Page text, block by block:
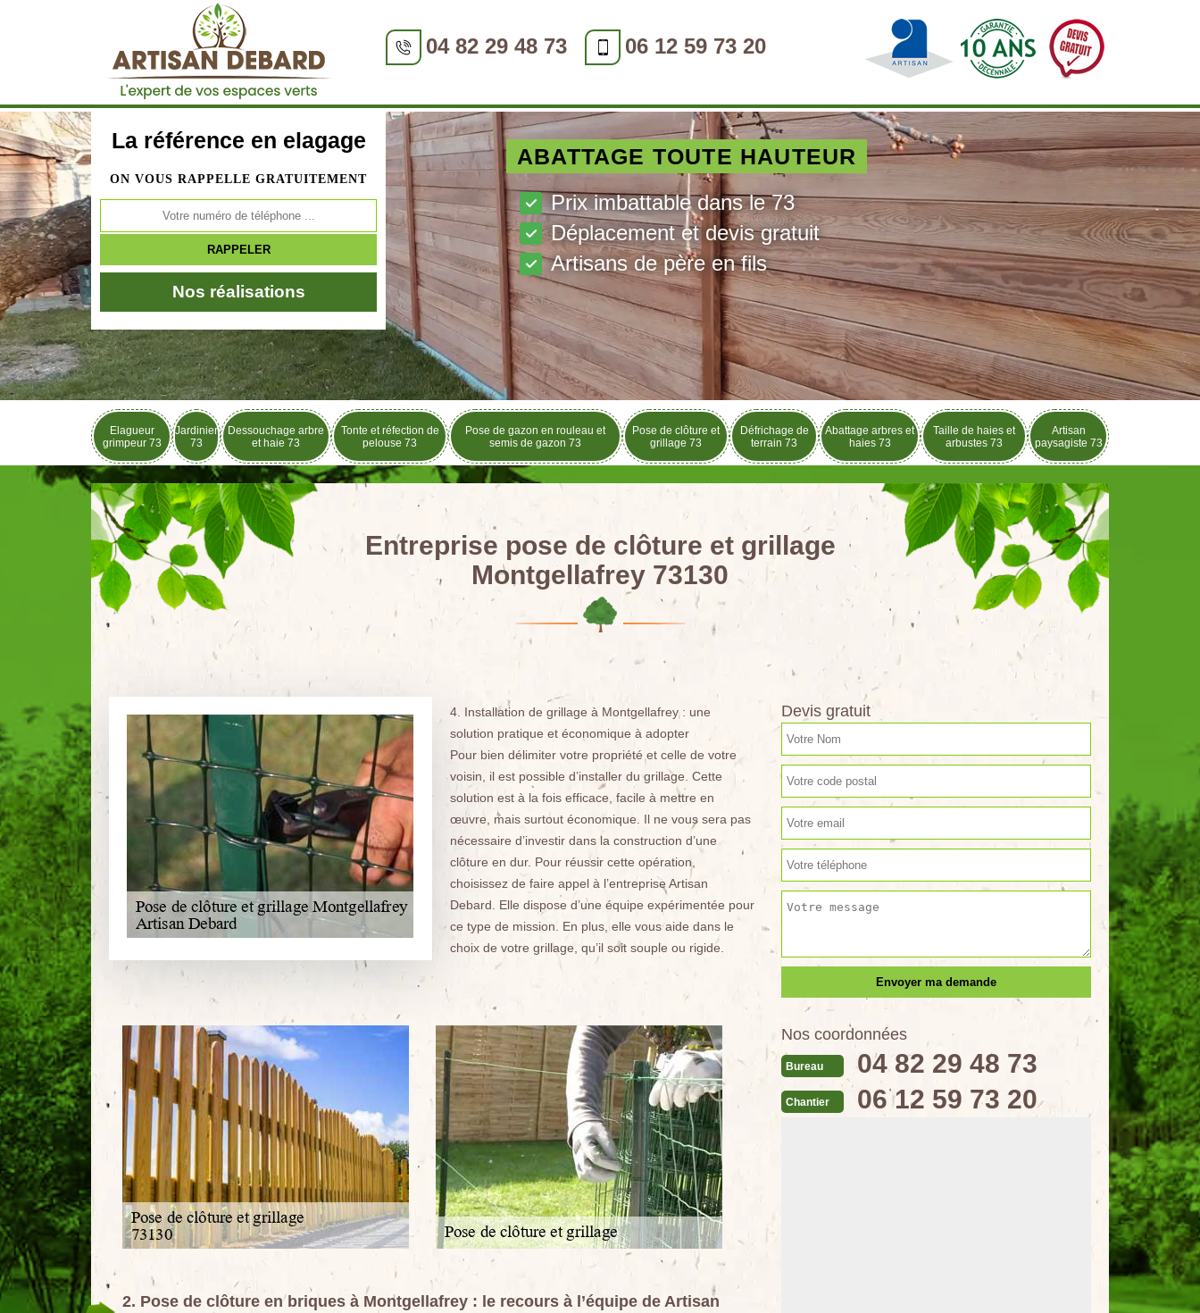
04 82 29 48 73 06 12 59 73 20
La référence en elagage
ON VOUS RAPPELLE GRATUITEMENT
Nos réalisations
ABATTAGE TOUTE HAUTEUR
Prix imbattable dans le 73
Déplacement et devis gratuit
Artisans de père en fils
Elagueur
grimpeur 73
Jardinier
73
Dessouchage arbre
et haie 73
Tonte et réfection de
pelouse 73
Pose de gazon en rouleau et
semis de gazon 73
Pose de clôture et
grillage 73
Défrichage de
terrain 73
Abattage arbres et
haies 73
Taille de haies et
arbustes 73
Artisan
paysagiste 73
Entreprise pose de clôture et grillage
Montgellafrey 73130
4. Installation de grillage à Montgellafrey : une
solution pratique et économique à adopter
Pour bien délimiter votre propriété et celle de votre
voisin, il est possible d’installer du grillage. Cette
solution est à la fois efficace, facile à mettre en
œuvre, mais surtout économique. Il ne vous sera pas
nécessaire d’investir dans la construction d’une
clôture en dur. Pour réussir cette opération,
choisissez de faire appel à l’entreprise Artisan
Debard. Elle dispose d’une équipe expérimentée pour
ce type de mission. En plus, elle vous aide dans le
choix de votre grillage, qu’il soit souple ou rigide.
2. Pose de clôture en briques à Montgellafrey : le recours à l’équipe de Artisan
Devis gratuit
Nos coordonnées
Bureau 04 82 29 48 73
Chantier 06 12 59 73 20